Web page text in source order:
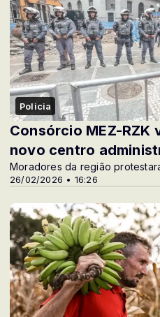
Policia
26/02/2026 • 16:26
Consórcio MEZ-RZK
novo centro
Moradores da região